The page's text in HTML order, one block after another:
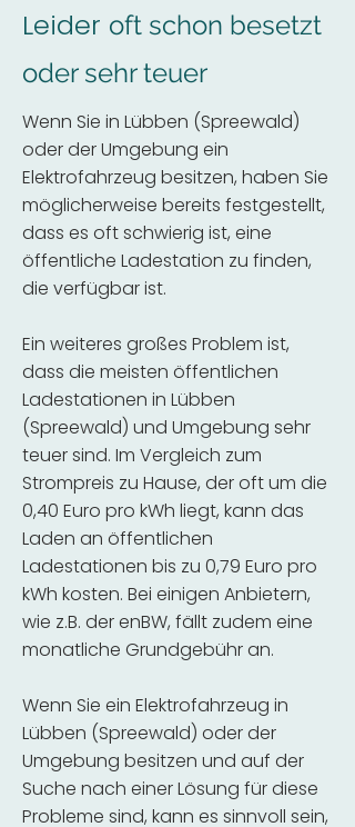
Leider oft schon besetzt
oder sehr teuer
Wenn Sie in Lübben (Spreewald)
oder der Umgebung ein
Elektrofahrzeug besitzen, haben Sie
möglicherweise bereits festgestellt,
dass es oft schwierig ist, eine
öffentliche Ladestation zu finden,
die verfügbar ist.
Ein weiteres großes Problem ist,
dass die meisten öffentlichen
Ladestationen in Lübben
(Spreewald) und Umgebung sehr
teuer sind. Im Vergleich zum
Strompreis zu Hause, der oft um die
0,40 Euro pro kWh liegt, kann das
Laden an öffentlichen
Ladestationen bis zu 0,79 Euro pro
kWh kosten. Bei einigen Anbietern,
wie z.B. der enBW, fällt zudem eine
monatliche Grundgebühr an.
Wenn Sie ein Elektrofahrzeug in
Lübben (Spreewald) oder der
Umgebung besitzen und auf der
Suche nach einer Lösung für diese
Probleme sind, kann es sinnvoll sein,